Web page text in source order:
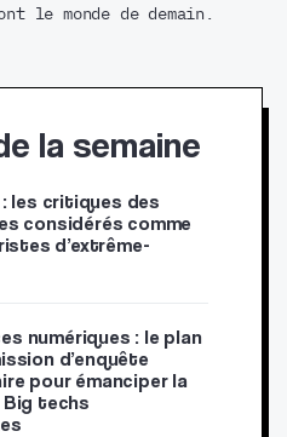
le monde de demain.
la semaine
les critiques des
considérés comme
d’extrême-
numériques : le plan
d’enquête
pour émanciper la
Big techs